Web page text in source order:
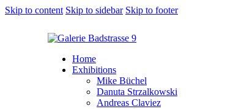
Skip to content Skip to sidebar Skip to footer
Home
Exhibitions
Mike Büchel
Danuta Strzalkowski
Andreas Claviez